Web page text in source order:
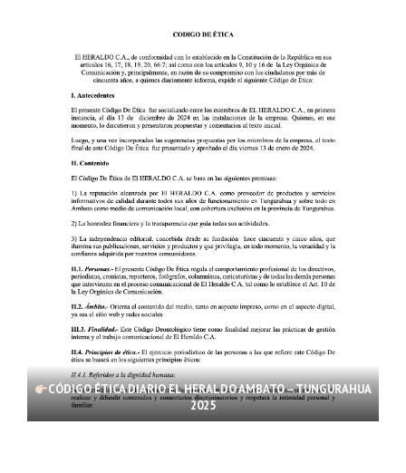
CÓDIGO ÉTICA DIARIO EL HERALDO AMBATO – TUNGURAHUA
2025